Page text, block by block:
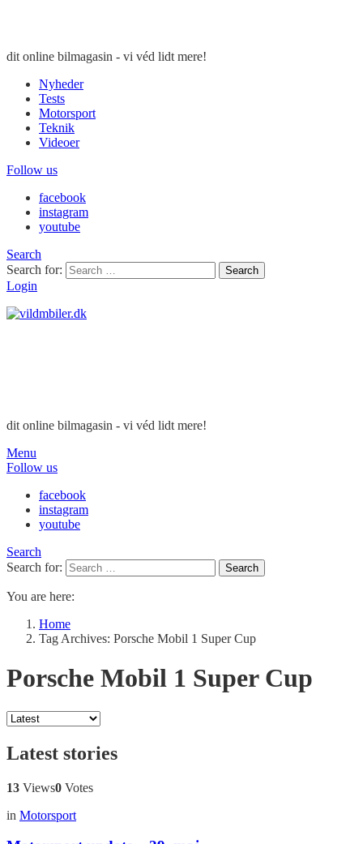
dit online bilmagasin - vi véd lidt mere!
Nyheder
Tests
Motorsport
Teknik
Videoer
Follow us
facebook
instagram
youtube
Search
Search for:
Search
Login
dit online bilmagasin - vi véd lidt mere!
Menu
Follow us
facebook
instagram
youtube
Search
Search for:
Search
You are here:
Home
Tag Archives: Porsche Mobil 1 Super Cup
Porsche Mobil 1 Super Cup
Latest stories
13 Views0 Votes
in Motorsport